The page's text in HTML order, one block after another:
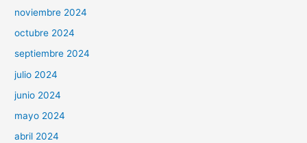
noviembre 2024
octubre 2024
septiembre 2024
julio 2024
junio 2024
mayo 2024
abril 2024